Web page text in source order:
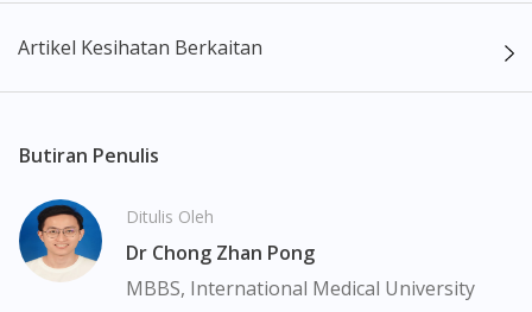
maklumat sahaja, bagi kegunaan para pengamal perubatan dan
bukan bertujuan sebagai rujukan kepada pengguna untuk
seorang pengamal perubatan. Keberkesanan dan kesan
pengguna dengan pengguna yang lain. Kami tidak menyarankan
pengguna untuk membuat diagnosis atau rawatan sendiri.
Pesakit haruslah sentiasa mendapatkan nasihat daripada doktor
atau ahli farmasi bertauliah sebelum mengambil atau
menggunakan sebarang ubat-ubatan. Isi kandungan laman web
Artikel Kesihatan Berkaitan
Butiran Penulis
Ditulis Oleh
Dr Chong Zhan Pong
MBBS, International Medical University